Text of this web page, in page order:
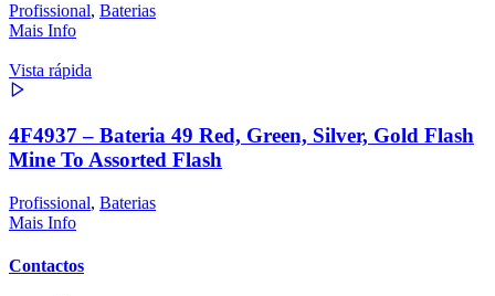
Profissional, Baterias
Mais Info
Vista rápida
4F4937 – Bateria 49 Red, Green, Silver, Gold Flash
Mine To Assorted Flash
Profissional, Baterias
Mais Info
Contactos